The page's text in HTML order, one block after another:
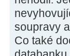
soupravy
Co také